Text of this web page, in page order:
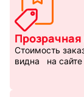
Стоимость
видна на сайте